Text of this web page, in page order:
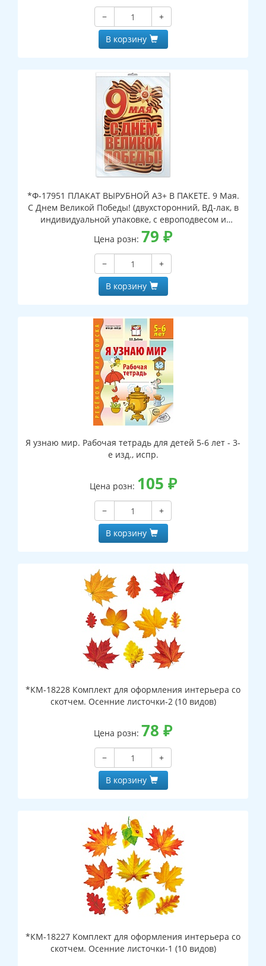
−
+
В корзину
*Ф-17951 ПЛАКАТ ВЫРУБНОЙ А3+ В ПАКЕТЕ. 9 Мая.
С Днем Великой Победы! (двухсторонний, ВД-лак, в
индивидуальной упаковке, с европодвесом и
клеевым клапаном)
Цена розн: 79 ₽
−
+
В корзину
Я узнаю мир. Рабочая тетрадь для детей 5-6 лет - 3-
е изд., испр.
Цена розн: 105 ₽
−
+
В корзину
*КМ-18228 Комплект для оформления интерьера со
скотчем. Осенние листочки-2 (10 видов)
Цена розн: 78 ₽
−
+
В корзину
*КМ-18227 Комплект для оформления интерьера со
скотчем. Осенние листочки-1 (10 видов)